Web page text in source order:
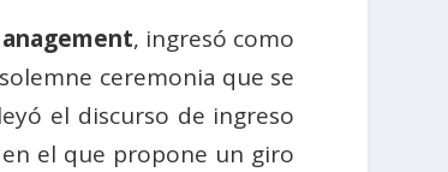
, ingresó como
ceremonia que se
el discurso de ingreso
el que propone un giro